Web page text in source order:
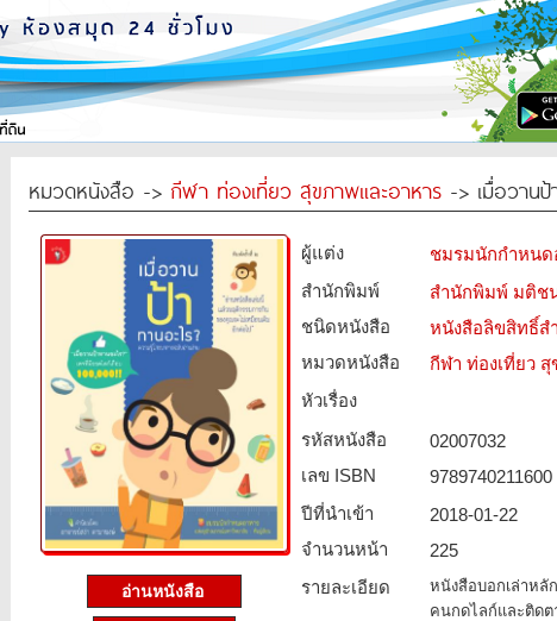
หมวดหนังสือ -> กีฬา ท่องเที่ยว สุขภาพและอาหาร -> เมื่อวานป้
อ่านหนังสือ
ผู้แต่ง
ชมรมนักกำหนด
สำนักพิมพ์
สำนักพิมพ์ มติช
ชนิดหนังสือ­
หนังสือลิขสิทธิ์ส
หมวดหนังสือ­
กีฬา ท่องเที่ยว
หัวเรื่อง
รหัสหนังสือ­
02007032
เลข ISBN
9789740211600
ปีที่นำเข้า
2018-01-22
จำนวนหน้า
225
รายละเอียด
หนังสือบอกเล่าหลั
คนกดไลก์และติด